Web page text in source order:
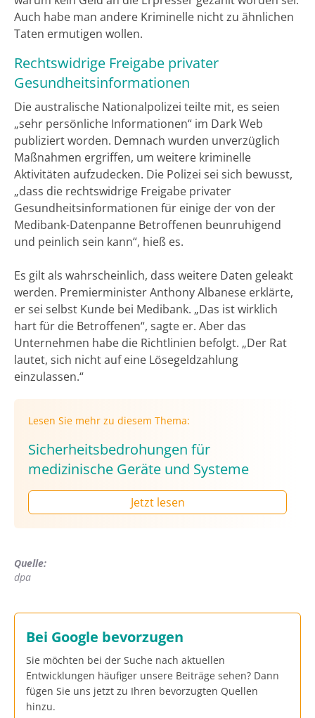
Auch habe man andere Kriminelle nicht zu ähnlichen
Taten ermutigen wollen.
Rechtswidrige Freigabe privater
Gesundheitsinformationen
Die australische Nationalpolizei teilte mit, es seien
„sehr persönliche Informationen“ im Dark Web
publiziert worden. Demnach wurden unverzüglich
Maßnahmen ergriffen, um weitere kriminelle
Aktivitäten aufzudecken. Die Polizei sei sich bewusst,
„dass die rechtswidrige Freigabe privater
Gesundheitsinformationen für einige der von der
Medibank-Datenpanne Betroffenen beunruhigend
und peinlich sein kann“, hieß es.
Es gilt als wahrscheinlich, dass weitere Daten geleakt
werden. Premierminister Anthony Albanese erklärte,
er sei selbst Kunde bei Medibank. „Das ist wirklich
hart für die Betroffenen“, sagte er. Aber das
Unternehmen habe die Richtlinien befolgt. „Der Rat
lautet, sich nicht auf eine Lösegeldzahlung
einzulassen.“
Lesen Sie mehr zu diesem Thema:
Sicherheitsbedrohungen für
medizinische Geräte und Systeme
Jetzt lesen
Quelle:
dpa
Bei Google bevorzugen
Sie möchten bei der Suche nach aktuellen
Entwicklungen häufiger unsere Beiträge sehen? Dann
fügen Sie uns jetzt zu Ihren bevorzugten Quellen
hinzu.